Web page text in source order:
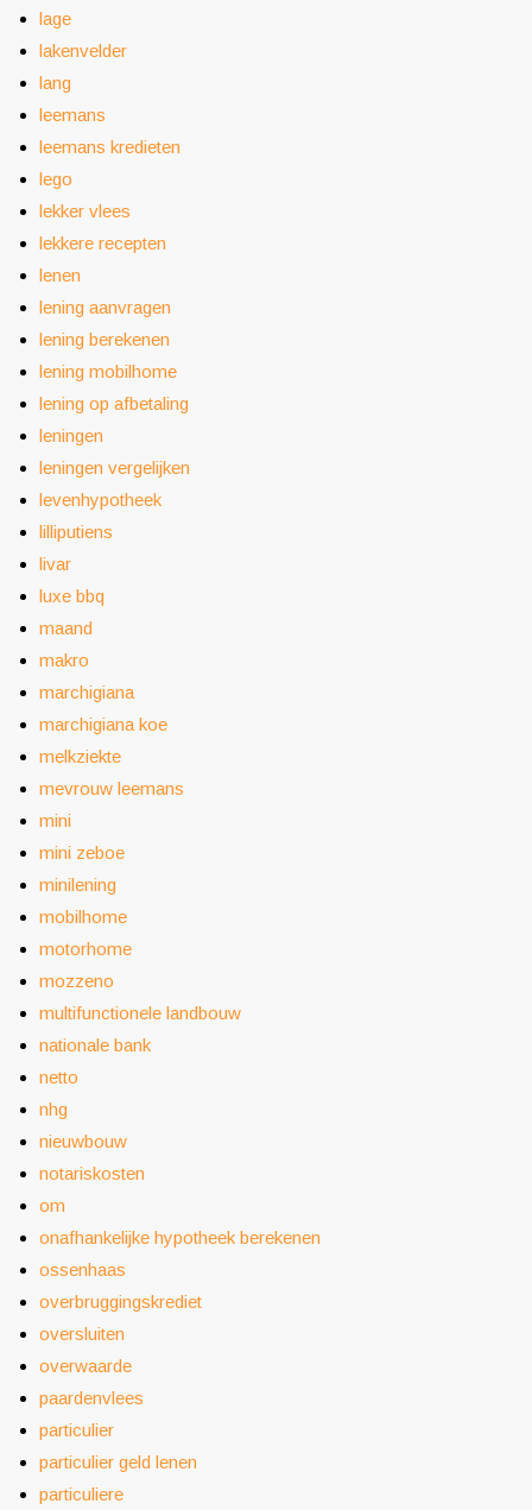
lage
lakenvelder
lang
leemans
leemans kredieten
lego
lekker vlees
lekkere recepten
lenen
lening aanvragen
lening berekenen
lening mobilhome
lening op afbetaling
leningen
leningen vergelijken
levenhypotheek
lilliputiens
livar
luxe bbq
maand
makro
marchigiana
marchigiana koe
melkziekte
mevrouw leemans
mini
mini zeboe
minilening
mobilhome
motorhome
mozzeno
multifunctionele landbouw
nationale bank
netto
nhg
nieuwbouw
notariskosten
om
onafhankelijke hypotheek berekenen
ossenhaas
overbruggingskrediet
oversluiten
overwaarde
paardenvlees
particulier
particulier geld lenen
particuliere